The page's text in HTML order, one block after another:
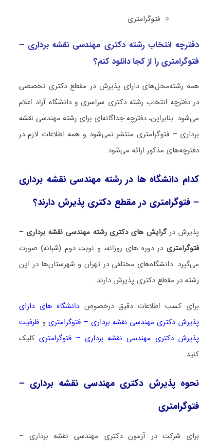
ﻓﺘﻮﮔﺮاﻣﺘﺮی
دفترچه انتخاب رشته دکتری ﻣﻬﻨﺪسی نقشه برداری –
ﻓﺘﻮﮔﺮاﻣﺘﺮی را از کجا دانلود کنم؟
همه رشته‌محل‌های دارای پذیرش در مقطع دکتری تخصصی
در دفترچه انتخاب رشته دکتری سراسری و دانشگاه آزاد اعلام
می‌شود. بنابراین، دفترچه جداگانه‌ای برای رشته ﻣﻬﻨﺪسی نقشه
برداری – ﻓﺘﻮﮔﺮاﻣﺘﺮی منتشر نمی‌شود و همه اطلاعات لازم در
دفترچه‌های مذکور ارائه می‌شود.
کدام دانشگاه ها در رشته ﻣﻬﻨﺪسی نقشه برداری
– ﻓﺘﻮﮔﺮاﻣﺘﺮی در مقطع دکتری پذیرش دارند؟
پذیرش درگرایش های دکتری رشته ﻣﻬﻨﺪسی نقشه برداری –
ﻓﺘﻮﮔﺮاﻣﺘﺮی در دوره های روزانه، و نوبت دوم (شبانه) صورت
می‌گیرد. دانشگاه‌های مختلفی در تهران و شهرستان‌ها در این
رشته در مقطع دکتری پذیرش دارند.
برای کسب اطلاعات دقیق درخصوص دانشگاه های دارای
پذیرش دکتری ﻣﻬﻨﺪسی نقشه برداری – ﻓﺘﻮﮔﺮاﻣﺘﺮی و ظرفیت
پذیرش دکتری ﻣﻬﻨﺪسی نقشه برداری – ﻓﺘﻮﮔﺮاﻣﺘﺮی کلیک
کنید.
نحوه پذیرش دکتری ﻣﻬﻨﺪسی نقشه برداری –
ﻓﺘﻮﮔﺮاﻣﺘﺮی
برای شرکت در آزمون دکتری ﻣﻬﻨﺪسی نقشه برداری –